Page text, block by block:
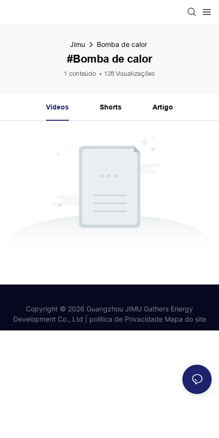
Jimu Bomba de calor
#Bomba de calor
1 conteúdo 128 Visualizações
Vídeos Shorts Artigo
Copyright © 2026 Guangzhou JIMU Gathers Energy
Development Co., Ltd |
política de PrivacidadeMapa do site